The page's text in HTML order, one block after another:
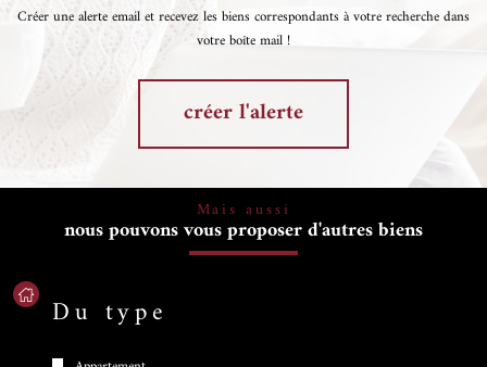
Créer une alerte email et recevez les biens correspondants à votre recherche dans
votre boîte mail !
créer l'alerte
Mais aussi
nous pouvons vous proposer d'autres biens
Du type